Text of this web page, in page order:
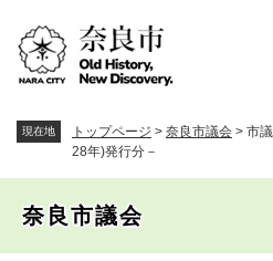
現在地 トップページ > 奈良市議会 > 市
28年)発行分－
奈良市議会